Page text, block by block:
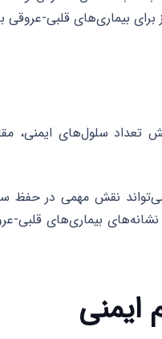
بیماری‌های قلبی-عروقی
سلول‌های ایمنی،
نقش مهمی در حفظ
بیماری‌های قلبی-
ایمنی